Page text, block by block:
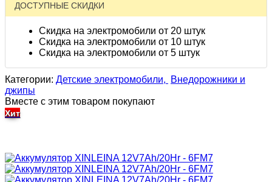
ДОСТУПНЫЕ СКИДКИ
Скидка на электромобили от 20 штук
Скидка на электромобили от 10 штук
Скидка на электромобили от 5 штук
Категории: Детские электромобили,
Внедорожники и
джипы
Вместе с этим товаром покупают
Хит